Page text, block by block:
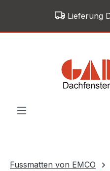
Zum Hauptinhalt springen
Lieferung
Fussmatten von EMCO